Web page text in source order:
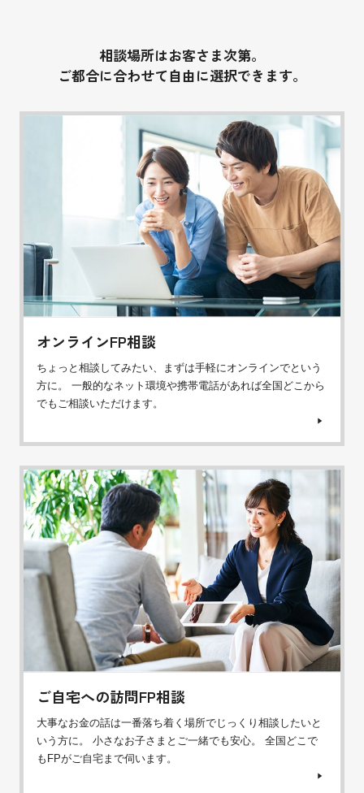
相談場所はお客さま次第。
ご都合に合わせて自由に選択できます。
オンラインFP相談
ちょっと相談してみたい、まずは手軽にオンラインでという
方に。 一般的なネット環境や携帯電話があれば全国どこから
でもご相談いただけます。
ご自宅への訪問FP相談
大事なお金の話は一番落ち着く場所でじっくり相談したいと
いう方に。 小さなお子さまとご一緒でも安心。 全国どこで
もFPがご自宅まで伺います。